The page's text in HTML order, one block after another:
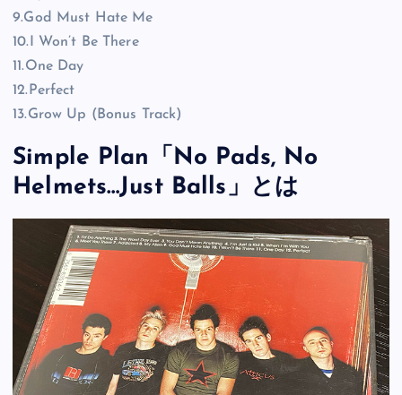
9.God Must Hate Me
10.I Won’t Be There
11.One Day
12.Perfect
13.Grow Up (Bonus Track)
Simple Plan「No Pads, No
Helmets…Just Balls」とは